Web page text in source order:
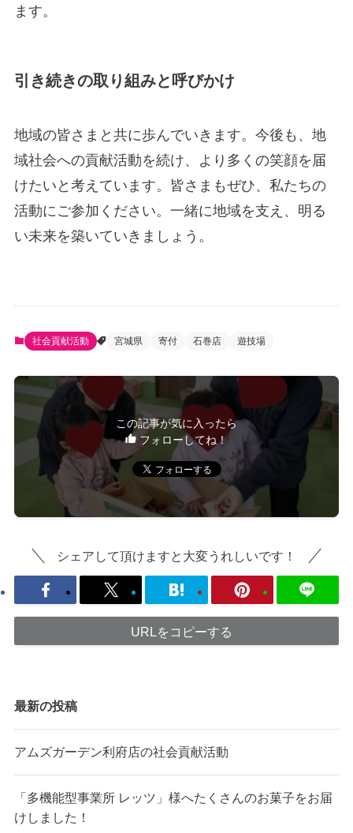
ます。
引き続きの取り組みと呼びかけ
地域の皆さまと共に歩んでいきます。今後も、地
域社会への貢献活動を続け、より多くの笑顔を届
けたいと考えています。皆さまもぜひ、私たちの
活動にご参加ください。一緒に地域を支え、明る
い未来を築いていきましょう。
社会貢献活動 宮城県 寄付 石巻店 遊技場
この記事が気に入ったら
フォローしてね！
シェアして頂けますと大変うれしいです！
URLをコピーする
最新の投稿
アムズガーデン利府店の社会貢献活動
「多機能型事業所 レッツ」様へたくさんのお菓子をお届
けしました！